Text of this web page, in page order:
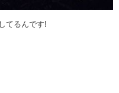
てるんです!